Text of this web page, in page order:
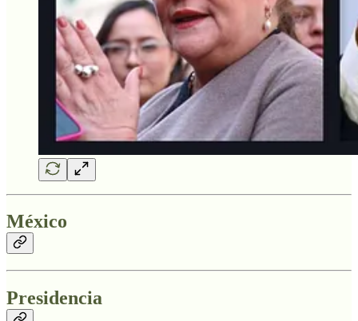
México
Presidencia